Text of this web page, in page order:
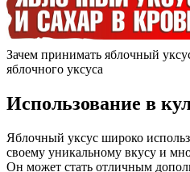
Зачем принимать яблочный
яблочного уксуса
Использование в
Яблочный уксус широко
своему уникальному вкусу и
Он может стать отличным